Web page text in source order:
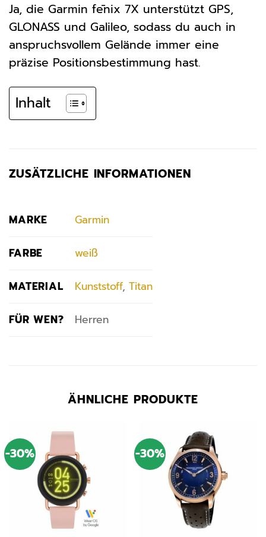
Ja, die Garmin fēnix 7X unterstützt GPS,
GLONASS und Galileo, sodass du auch in
anspruchsvollem Gelände immer eine
präzise Positionsbestimmung hast.
Inhalt
ZUSÄTZLICHE INFORMATIONEN
MARKE Garmin
FARBE weiß
MATERIAL Kunststoff, Titan
FÜR WEN? Herren
ÄHNLICHE PRODUKTE
-30% -30%